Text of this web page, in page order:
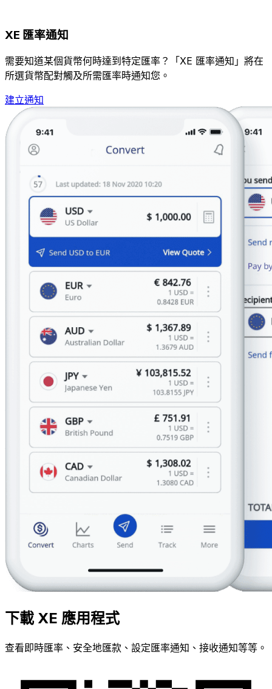
XE 匯率通知
需要知道某個貨幣何時達到特定匯率？「XE 匯率通知」將在
所選貨幣配對觸及所需匯率時通知您。
建立通知
下載 XE 應用程式
查看即時匯率、安全地匯款、設定匯率通知、接收通知等等。